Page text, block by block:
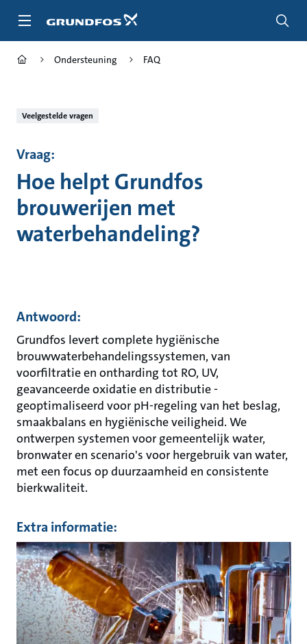
naar
Ondersteuning FAQ
Veelgestelde vragen
Vraag:
Hoe helpt Grundfos
brouwerijen met
waterbehandeling?
Antwoord:
Grundfos levert complete hygiënische
brouwwaterbehandelingssystemen, van
voorfiltratie en ontharding tot RO, UV,
geavanceerde oxidatie en distributie -
geoptimaliseerd voor pH-regeling van het beslag,
smaakbalans en hygiënische veiligheid. We
ontwerpen systemen voor gemeentelijk water,
bronwater en scenario's voor hergebruik van water,
met een focus op duurzaamheid en consistente
bierkwaliteit.
Extra informatie: